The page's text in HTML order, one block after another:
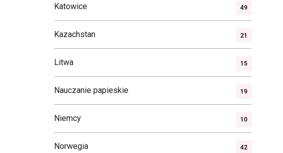
Katowice 49
Kazachstan 21
Litwa 15
Nauczanie papieskie 19
Niemcy 10
Norwegia 42